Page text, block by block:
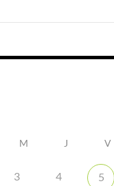
M J V
3 4 5